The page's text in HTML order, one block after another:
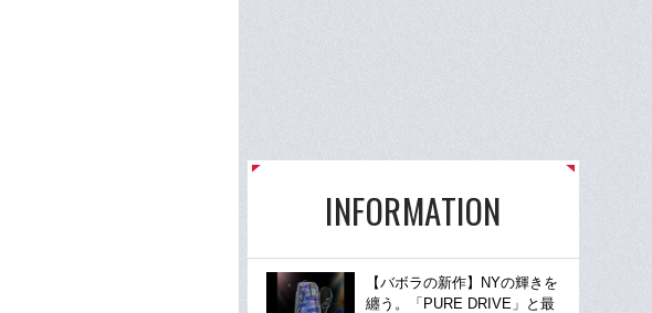
INFORMATION
【バボラの新作】NYの輝きを
纏う。「PURE DRIVE」と最